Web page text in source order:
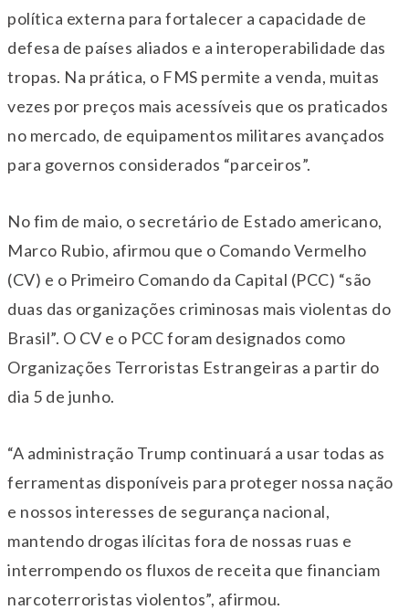
política externa para fortalecer a capacidade de
defesa de países aliados e a interoperabilidade das
tropas. Na prática, o FMS permite a venda, muitas
vezes por preços mais acessíveis que os praticados
no mercado, de equipamentos militares avançados
para governos considerados “parceiros”.
No fim de maio, o secretário de Estado americano,
Marco Rubio, afirmou que o Comando Vermelho
(CV) e o Primeiro Comando da Capital (PCC) “são
duas das organizações criminosas mais violentas do
Brasil”. O CV e o PCC foram designados como
Organizações Terroristas Estrangeiras a partir do
dia 5 de junho.
“A administração Trump continuará a usar todas as
ferramentas disponíveis para proteger nossa nação
e nossos interesses de segurança nacional,
mantendo drogas ilícitas fora de nossas ruas e
interrompendo os fluxos de receita que financiam
narcoterroristas violentos”, afirmou.